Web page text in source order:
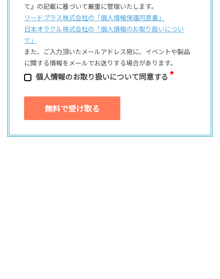
て』の記載に基づいて厳重に管理いたします。
リードプラス株式会社の「個⼈情報保護同意書」
日本オラクル株式会社の「個⼈情報のお取り扱いについ
て」
また、ご⼊⼒頂いたメールアドレス宛に、イベントや製品
に関する情報をメールでお送りする場合があります。
個⼈情報のお取り扱いについて同意する